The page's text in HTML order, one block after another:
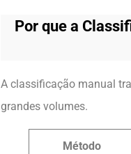
Por que a
A classificação manual
grandes volumes.
Método